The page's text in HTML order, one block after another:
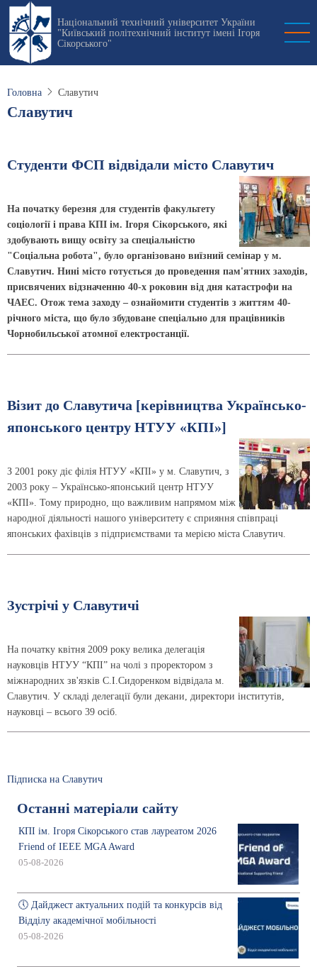
Перейти
основного
вмісту
Національний технічний університет України
"Київський політехнічний інститут імені Ігоря
Сікорського"
Головна Славутич
Славутич
Студенти ФСП відвідали місто Славутич
На початку березня для студентів факультету
соціології і права КПІ ім. Ігоря Сікорського, які
здобувають вищу освіту за спеціальністю
"Соціальна робота", було організовано виїзний семінар у м.
Славутич. Нині місто готується до проведення пам'ятних заходів,
присвячених відзначенню 40-х роковин від дня катастрофи на
ЧАЕС. Отож тема заходу – ознайомити студентів з життям 40-
річного міста, що було збудоване спеціально для працівників
Чорнобильської атомної електростанції.
Візит до Славутича [керівництва Українсько-
японського центру НТУУ «КПІ»]
З 2001 року діє філія НТУУ «КПІ» у м. Славутич, з
2003 року – Українсько-японський центр НТУУ
«КПІ». Тому природно, що важливим напрямом між
народної діяльності нашого університету є сприяння співпраці
японських фахівців з підприємствами та мерією міста Славутич.
Зустрічі у Славутичі
На початку квітня 2009 року велика делегація
науковців НТУУ “КПІ” на чолі з проректором з
міжнародних зв'язків С.І.Сидоренком відвідала м.
Славутич. У складі делегації були декани, директори інститутів,
науковці – всього 39 осіб.
Підписка на Славутич
Останні матеріали сайту
КПІ ім. Ігоря Сікорського став лауреатом 2026
Friend of IEEE MGA Award
05-08-2026
🕔 Дайджест актуальних подій та конкурсів від
Відділу академічної мобільності
05-08-2026